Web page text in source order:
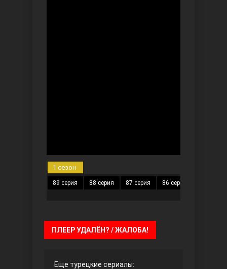
Девушка за стеклом
1 сезон
89 серия 88 серия 87 серия 86 серия
ПЛЕЕР УДАЛЁН? / ЖАЛОБА!
Еще турецкие сериалы: